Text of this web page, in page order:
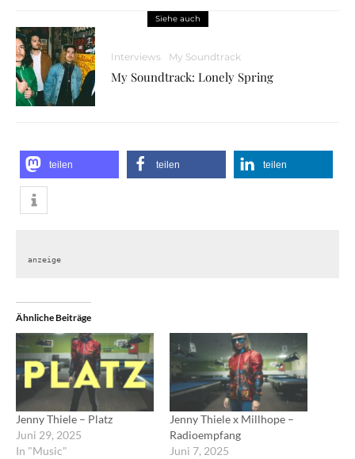
Siehe auch
Interviews My Soundtrack
My Soundtrack: Lonely Spring
teilen teilen teilen
anzeige
Ähnliche Beiträge
Jenny Thiele – Platz
Juni 29, 2025
In "Music"
Jenny Thiele x Millhope –
Radioempfang
Juni 7, 2025